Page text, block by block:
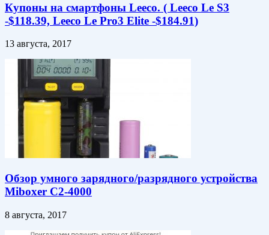
Купоны на смартфоны Leeco. ( Leeco Le S3
-$118.39, Leeco Le Pro3 Elite -$184.91)
13 августа, 2017
Обзор умного зарядного/разрядного устройства
Miboxer C2-4000
8 августа, 2017